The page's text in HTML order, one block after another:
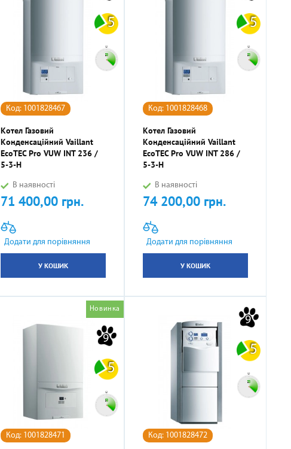
5
Код: 1001828467
Котел Газовий
Конденсаційний Vaillant
EcoTEC Pro VUW INT 236 /
5-3-H
В наявності
Ціна
71 400,00 грн.
Додати для порівняння
У КОШИК
5
Код: 1001828468
Котел Газовий
Конденсаційний Vaillant
EcoTEC Pro VUW INT 286 /
5-3-H
В наявності
Ціна
74 200,00 грн.
Додати для порівняння
У КОШИК
Новинка
9
5
Код: 1001828471
9
5
Код: 1001828472